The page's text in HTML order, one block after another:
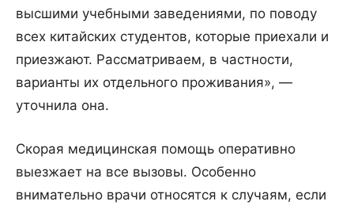
высшими учебными заведениями, по поводу
всех китайских студентов, которые приехали и
приезжают. Рассматриваем, в частности,
варианты их отдельного проживания», —
уточнила она.
Скорая медицинская помощь оперативно
выезжает на все вызовы. Особенно
внимательно врачи относятся к случаям, если